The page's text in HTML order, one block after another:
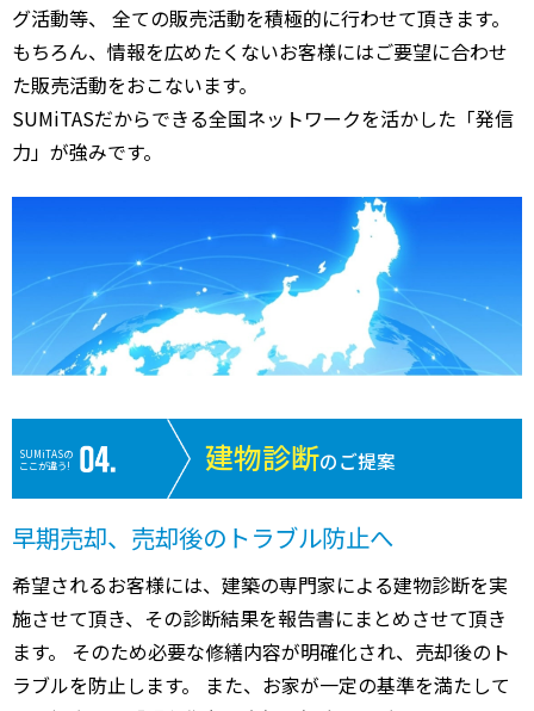
グ活動等、 全ての販売活動を積極的に行わせて頂きます。
もちろん、情報を広めたくないお客様にはご要望に合わせ
た販売活動をおこないます。
SUMiTASだからできる全国ネットワークを活かした「発信
力」が強みです。
SUMiTASの
ここが違う!
建物診断のご提案
早期売却、売却後のトラブル防止へ
希望されるお客様には、建築の専門家による建物診断を実
施させて頂き、その診断結果を報告書にまとめさせて頂き
ます。 そのため必要な修繕内容が明確化され、売却後のト
ラブルを防止します。 また、お家が一定の基準を満たして